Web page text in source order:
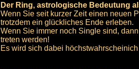
Der Ring, astrologische Bedeutung
Wenn Sie seit kurzer Zeit einen neuen
trotzdem ein glückliches Ende erleben.
Wenn Sie immer noch Single sind,
treten werden!
Es wird sich dabei